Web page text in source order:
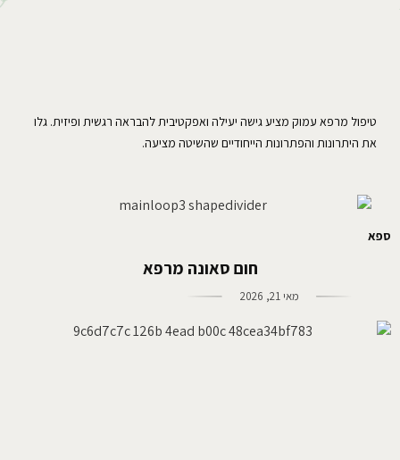
טיפול מרפא עמוק מציע גישה יעילה ואפקטיבית להבראה רגשית ופיזית. גלו
את היתרונות והפתרונות הייחודיים שהשיטה מציעה.
ספא
חום סאונה מרפא
מאי 21, 2026